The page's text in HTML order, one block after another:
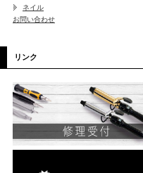
ネイル
お問い合わせ
リンク